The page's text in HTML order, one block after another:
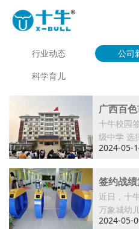
行业动态 公司
科学育儿
广西百
霸凌系
十牛校园
级中学 选
园
2024-05-
签约战
怀化市
近日，十
万象城幼
长
2024-05-